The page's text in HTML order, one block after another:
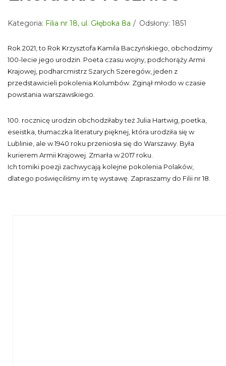
Kategoria: Filia nr 18, ul. Głęboka 8a Odsłony: 1851
Rok 2021, to Rok Krzysztofa Kamila Baczyńskiego, obchodzimy
100-lecie jego urodzin. Poeta czasu wojny, podchorąży Armii
Krajowej, podharcmistrz Szarych Szeregów, jeden z
przedstawicieli pokolenia Kolumbów. Zginął młodo w czasie
powstania warszawskiego.
100. rocznicę urodzin obchodziłaby też Julia Hartwig, poetka,
eseistka, tłumaczka literatury pięknej, która urodziła się w
Lublinie, ale w 1940 roku przeniosła się do Warszawy. Była
kurierem Armii Krajowej. Zmarła w 2017 roku.
Ich tomiki poezji zachwycają kolejne pokolenia Polaków,
dlatego poświęciliśmy im tę wystawę. Zapraszamy do Filii nr 18.